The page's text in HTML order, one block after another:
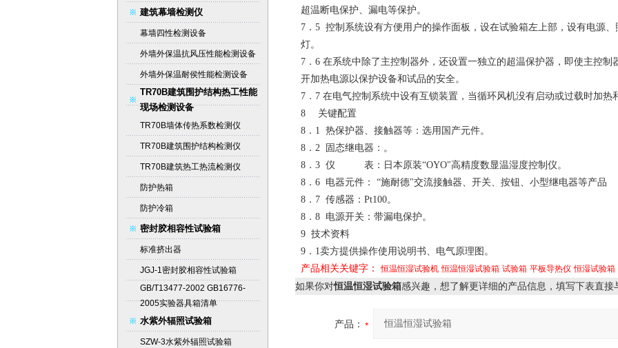
建筑幕墙检测仪
幕墙四性检测设备
外墙外保温抗风压性能检测设备
外墙外保温耐侯性能检测设备
TR70B建筑围护结构热工性能
现场检测设备
TR70B墙体传热系数检测仪
TR70B建筑围护结构检测仪
TR70B建筑热工热流检测仪
防护热箱
防护冷箱
密封胶相容性试验箱
标准挤出器
JGJ-1密封胶相容性试验箱
GB/T13477-2002 GB16776-
2005实验器具箱清单
水紫外辐照试验箱
SZW-3水紫外辐照试验箱
超温断电保护、漏电等保护。
7．5 控制系统设有方便用户的操作面板，设在试验箱左上部，设有电源
灯。
7．6 在系统中除了主控制器外，还设置一独立的超温保护器，即使主控
开加热电源以保护设备和试品的安全。
7．7 在电气控制系统中设有互锁装置，当循环风机没有启动或过载时加热
8 关键配置
8．1 热保护器、接触器等：选用国产元件。
8．2 固态继电器：。
8．3 仪 表：日本原装“OYO"高精度数显温湿度控制仪。
8．6 电器元件： “施耐德"交流接触器、开关、按钮、小型继电器等产品
8．7 传感器：Pt100。
8．8 电源开关：带漏电保护。
9 技术资料
9．1卖方提供操作使用说明书、电气原理图。
产品相关关键字：恒温恒湿试验机 恒温恒湿试验箱 试验箱 平板导热仪 恒湿试验箱
如果你对恒温恒湿试验箱感兴趣，想了解更详细的产品信息，填写下表直接
产品：